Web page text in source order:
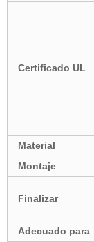
Certificado UL
Material
Montaje
Finalizar
Adecuado para